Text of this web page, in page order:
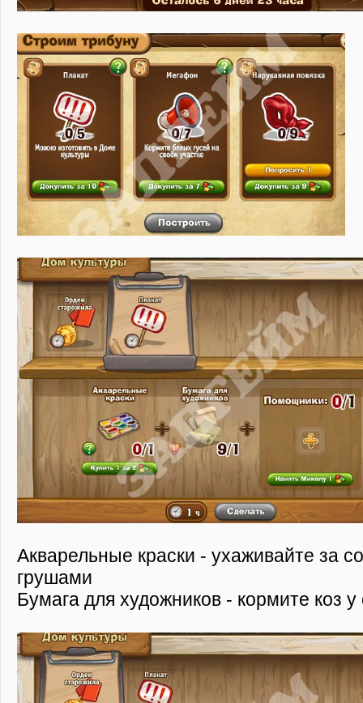
Акварельные краски - ухаживайте за
грушами
Бумага для художников - кормите коз у